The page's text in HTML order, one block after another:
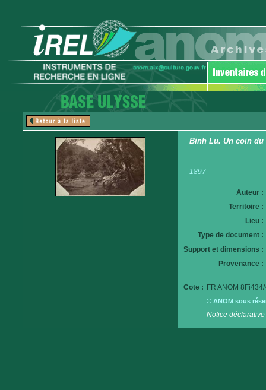
Binh Lu. Un coin
1897
Auteur :
Territoire :
Lieu :
Type de document :
Support et dimensions :
Provenance :
Cote : FR ANOM
© ANOM sous
Notice